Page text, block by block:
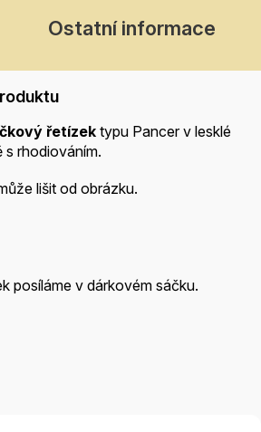
Ostatní informace
řetízek typu Pancer v lesklé
rhodiováním.
lišit od obrázku.
posíláme v dárkovém sáčku.